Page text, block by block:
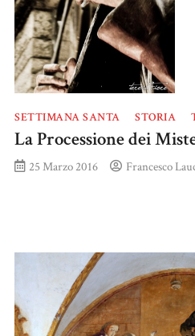
SETTIMANA SANTA STORIA
La Processione dei
25 Marzo 2016 Francesco